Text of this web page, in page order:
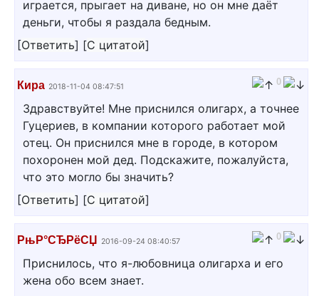
играется, прыгает на диване, но он мне даёт
деньги, чтобы я раздала бедным.
[Ответить] [С цитатой]
Кира 2018-11-04 08:47:51 0
Здравствуйте! Мне приснился олигарх, а точнее
Гуцериев, в компании которого работает мой
отец. Он приснился мне в городе, в котором
похоронен мой дед. Подскажите, пожалуйста,
что это могло бы значить?
[Ответить] [С цитатой]
РњР°СЂРёСЏ 2016-09-24 08:40:57 0
Приснилось, что я-любовница олигарха и его
жена обо всем знает.